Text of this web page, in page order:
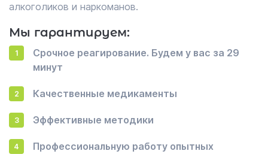
алкоголиков и наркоманов.
Мы гарантируем:
Срочное реагирование. Будем у вас за 29
минут
Качественные медикаменты
Эффективные методики
Профессиональную работу опытных